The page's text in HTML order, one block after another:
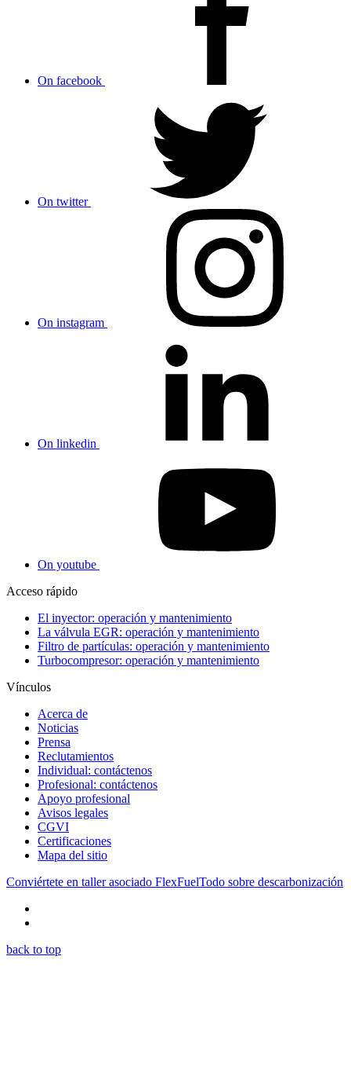
On facebook
On twitter
On instagram
On linkedin
On youtube
Acceso rápido
El inyector: operación y mantenimiento
La válvula EGR: operación y mantenimiento
Filtro de partículas: operación y mantenimiento
Turbocompresor: operación y mantenimiento
Vínculos
Acerca de
Noticias
Prensa
Reclutamientos
Individual: contáctenos
Profesional: contáctenos
Apoyo profesional
Avisos legales
CGVI
Certificaciones
Mapa del sitio
Conviértete en taller asociado FlexFuelTodo sobre descarbonización
back to top